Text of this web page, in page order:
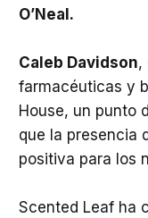
O’Neal.
Caleb Davidson,
farmacéuticas y
House, un punto
que la presencia
positiva para los
Scented Leaf ha